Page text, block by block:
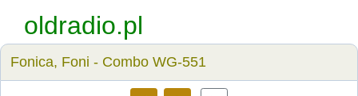
oldradio.pl
Fonica, Foni - Combo WG-551